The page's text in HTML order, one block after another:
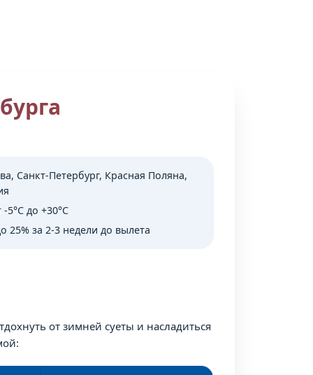
Санкт-Петербург, Красная Поляна,
5°C до +30°C
25% за 2-3 недели до вылета
от зимней суеты и насладиться